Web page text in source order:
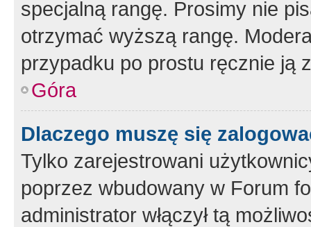
specjalną rangę. Prosimy nie
otrzymać wyższą rangę.
przypadku po prostu ręcznie ją
Góra
Dlaczego muszę się
Tylko zarejestrowani
poprzez wbudowany w Forum
administrator włączył tą